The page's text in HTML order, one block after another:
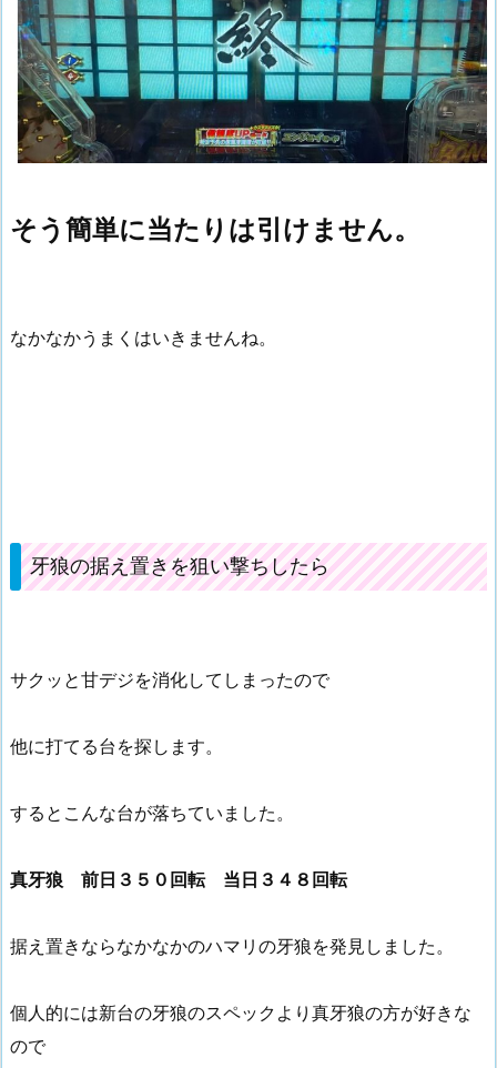
そう簡単に当たりは引けません。
なかなかうまくはいきませんね。
牙狼の据え置きを狙い撃ちしたら
サクッと甘デジを消化してしまったので
他に打てる台を探します。
するとこんな台が落ちていました。
真牙狼 前日３５０回転 当日３４８回転
据え置きならなかなかのハマリの牙狼を発見しました。
個人的には新台の牙狼のスペックより真牙狼の方が好きな
ので